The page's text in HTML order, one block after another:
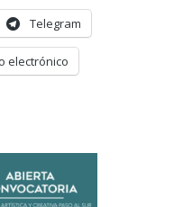
Telegram
electrónico